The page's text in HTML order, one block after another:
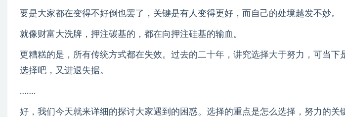
要是大家都在变得不好倒也罢了，关键是有人变得更好，而自己的处境越发不妙。
就像财富大洗牌，押注碳基的，都在向押注硅基的输血。
更糟糕的是，所有传统方式都在失效。过去的二十年，讲究选择大于努力，可当下
选择吧，又进退失据。
…….
好，我们今天就来详细的探讨大家遇到的困惑。选择的重点是怎么选择，努力的关